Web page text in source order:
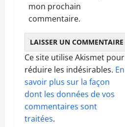
mon prochain
commentaire.
Ce site utilise Akismet pour
réduire les indésirables. En
savoir plus sur la façon
dont les données de vos
commentaires sont
traitées.